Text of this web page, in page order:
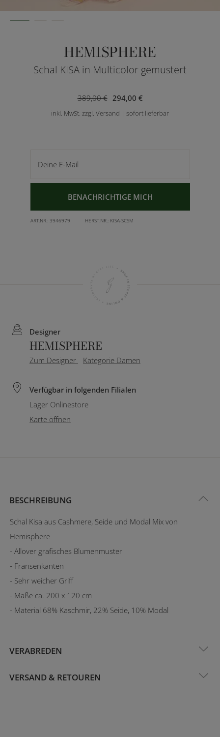
HEMISPHERE
Schal KISA in Multicolor gemustert
294,00 €
389,00 €
inkl. MwSt. zzgl. Versand | sofort lieferbar
BENACHRICHTIGE MICH
ART.NR.: 3946979 HERST.NR.: KISA-SCSM
Designer
HEMISPHERE
Zum Designer Kategorie Damen
Verfügbar in folgenden Filialen
Lager Onlinestore
Karte öffnen
BESCHREIBUNG
Schal Kisa aus Cashmere, Seide und Modal Mix von
Hemisphere
- Allover grafisches Blumenmuster
- Fransenkanten
- Sehr weicher Griff
- Maße ca. 200 x 120 cm
- Material 68% Kaschmir, 22% Seide, 10% Modal
VERABREDEN
VERSAND & RETOUREN